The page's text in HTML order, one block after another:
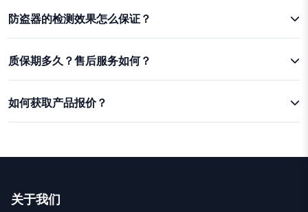
防盗器的检测效果怎么保证？
质保期多久？售后服务如何？
如何获取产品报价？
关于我们